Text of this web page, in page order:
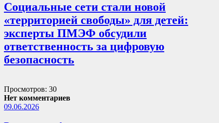
Социальные сети стали новой
«территорией свободы» для детей:
эксперты ПМЭФ обсудили
ответственность за цифровую
безопасность
Просмотров: 30
Нет комментариев
09.06.2026